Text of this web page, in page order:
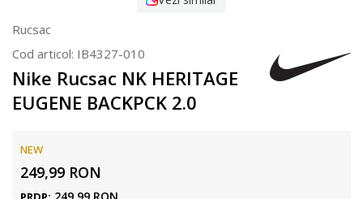
Rucsac
Cod articol: IB4327-010
Nike Rucsac NK HERITAGE
EUGENE BACKPCK 2.0
NEW
249,99 RON